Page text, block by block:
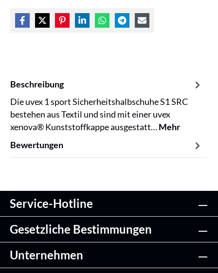
Beschreibung
Die uvex 1 sport Sicherheitshalbschuhe S1 SRC
bestehen aus Textil und sind mit einer uvex
xenova® Kunststoffkappe ausgestatt…Mehr
Bewertungen
Service-Hotline
Gesetzliche Bestimmungen
Unternehmen